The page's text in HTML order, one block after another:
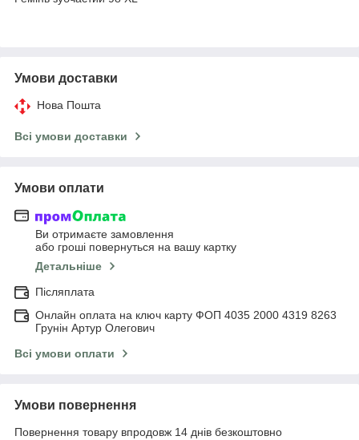
Умови доставки
Нова Пошта
Всі умови доставки
Умови оплати
Ви отримаєте замовлення
або гроші повернуться на вашу картку
Детальніше
Післяплата
Онлайн оплата на ключ карту ФОП 4035 2000 4319 8263
Грунін Артур Олегович
Всі умови оплати
Умови повернення
Повернення товару впродовж 14 днів безкоштовно